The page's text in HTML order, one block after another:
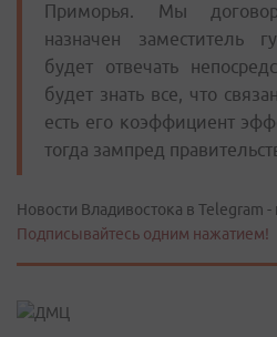
Приморья. Мы
назначен заместитель
будет отвечать
будет знать все, что
есть его коэффициент
тогда зампред
Новости Владивостока в Telegram -
Подписывайтесь одним нажатием!